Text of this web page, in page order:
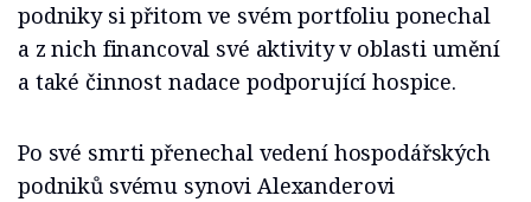
podniky si přitom ve svém portfoliu ponechal
a z nich financoval své aktivity v oblasti umění
a také činnost nadace podporující hospice.
Po své smrti přenechal vedení hospodářských
podniků svému synovi Alexanderovi